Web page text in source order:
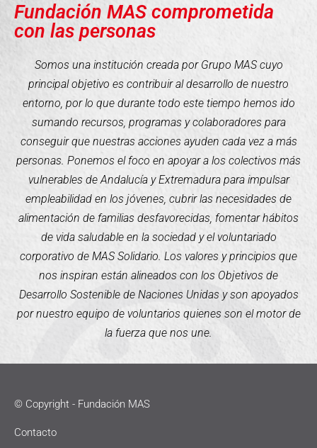
Fundación MAS comprometida
con las personas
Somos una institución creada por Grupo MAS cuyo
principal objetivo es contribuir al desarrollo de nuestro
entorno, por lo que durante todo este tiempo hemos ido
sumando recursos, programas y colaboradores para
conseguir que nuestras acciones ayuden cada vez a más
personas. Ponemos el foco en apoyar a los colectivos más
vulnerables de Andalucía y Extremadura para impulsar
empleabilidad en los jóvenes, cubrir las necesidades de
alimentación de familias desfavorecidas, fomentar hábitos
de vida saludable en la sociedad y el voluntariado
corporativo de MAS Solidario. Los valores y principios que
nos inspiran están alineados con los Objetivos de
Desarrollo Sostenible de Naciones Unidas y son apoyados
por nuestro equipo de voluntarios quienes son el motor de
la fuerza que nos une.
© Copyright - Fundación MAS
Contacto